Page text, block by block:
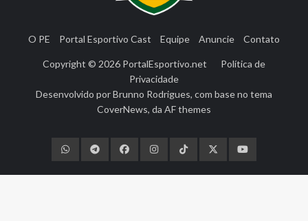
O PE Portal Esportivo Cast Equipe Anuncie Contato
Copyright © 2026 PortalEsportivo.net
Política de
Privacidade
Desenvolvido porBrunno Rodrigues, com base no tema
CoverNews, da AF themes